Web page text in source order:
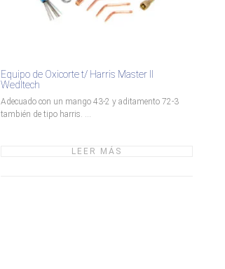
Equipo de Oxicorte t/ Harris Master II
Wedltech
Adecuado con un mango 43-2 y aditamento 72-3
también de tipo harris. ...
LEER MÁS